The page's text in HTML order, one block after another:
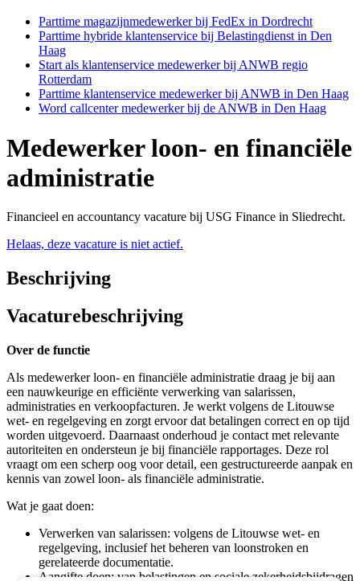
Parttime magazijnmedewerker bij FedEx in Dordrecht
Parttime hybride klantenservice bij Belastingdienst in Den
Haag
Start als klantenservice medewerker bij ANWB regio
Rotterdam
Parttime klantenservice medewerker bij ANWB in Den Haag
Word callcenter medewerker bij de ANWB in Den Haag
Medewerker loon- en financiële
administratie
Financieel en accountancy vacature bij USG Finance in Sliedrecht.
Helaas, deze vacature is niet actief.
Beschrijving
Vacaturebeschrijving
Over de functie
Als medewerker loon- en financiële administratie draag je bij aan
een nauwkeurige en efficiënte verwerking van salarissen,
administraties en verkoopfacturen. Je werkt volgens de Litouwse
wet- en regelgeving en zorgt ervoor dat betalingen correct en op tijd
worden uitgevoerd. Daarnaast onderhoud je contact met relevante
autoriteiten en ondersteun je bij financiële rapportages. Deze rol
vraagt om een scherp oog voor detail, een gestructureerde aanpak en
kennis van zowel loon- als financiële administratie.
Wat je gaat doen:
Verwerken van salarissen: volgens de Litouwse wet- en
regelgeving, inclusief het beheren van loonstroken en
gerelateerde documentatie.
Aangifte doen: van belastingen en sociale zekerheidsbijdragen